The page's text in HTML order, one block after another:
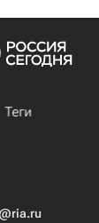
Теги